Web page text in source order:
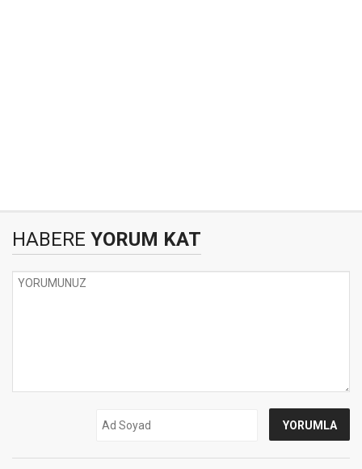
HABERE YORUM KAT